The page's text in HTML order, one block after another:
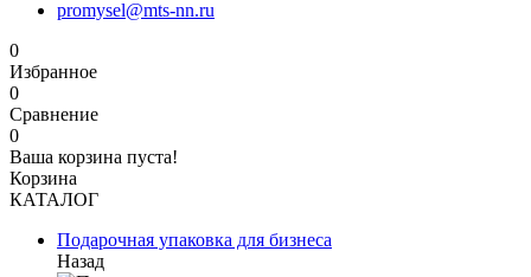
promysel@mts-nn.ru
0
Избранное
0
Сравнение
0
Ваша корзина пуста!
Корзина
КАТАЛОГ
Подарочная упаковка для бизнеса
Назад